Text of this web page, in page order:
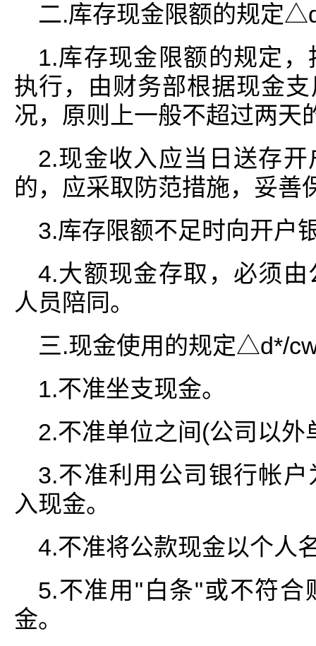
二.库存现金限额的规定
1.库存现金限额的规定
执行，由财务部根据现金
况，原则上一般不超过两天
2.现金收入应当日送存
的，应采取防范措施，妥善
3.库存限额不足时向开户
4.大额现金存取，必须
人员陪同。
三.现金使用的规定△d*/
1.不准坐支现金。
2.不准单位之间(公司以
3.不准利用公司银行帐
入现金。
4.不准将公款现金以个人
5.不准用"白条"或不符合
金。